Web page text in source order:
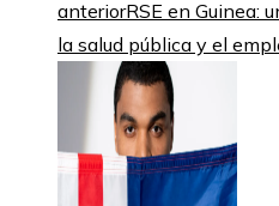
anteriorRSE en Guinea:
la salud pública y el